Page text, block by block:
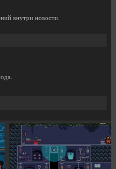
внутри новости.